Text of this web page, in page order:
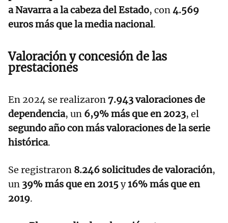
a Navarra a la cabeza del Estado, con4.569
euros más que la media nacional.
Valoración y concesión de las
prestaciones
En 2024 se realizaron 7.943 valoraciones de
dependencia, un 6,9% más que en 2023, el
segundo año con más valoraciones de la serie
histórica.
Se registraron 8.246 solicitudes de valoración,
un 39% más que en 2015y16% más que en
2019.